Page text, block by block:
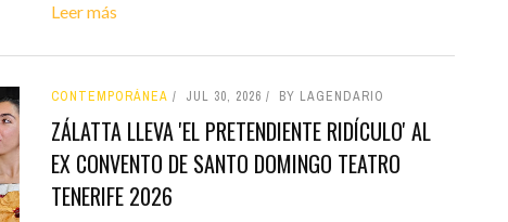
Leer más
CONTEMPORÁNEA JUL 30, 2026 BY LAGENDARIO
ZÁLATTA LLEVA 'EL PRETENDIENTE RIDÍCULO' AL
EX CONVENTO DE SANTO DOMINGO TEATRO
TENERIFE 2026